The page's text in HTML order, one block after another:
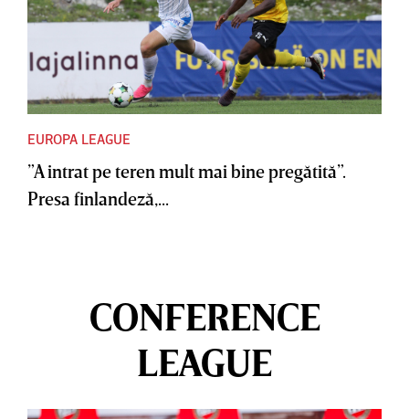
EUROPA LEAGUE
”A intrat pe teren mult mai bine pregătită”.
Presa finlandeză,...
CONFERENCE
LEAGUE